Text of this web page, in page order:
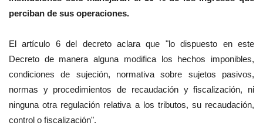
perciban de sus operaciones.
El artículo 6 del decreto aclara que "lo dispuesto en este
Decreto de manera alguna modifica los hechos imponibles,
condiciones de sujeción, normativa sobre sujetos pasivos,
normas y procedimientos de recaudación y fiscalización, ni
ninguna otra regulación relativa a los tributos, su recaudación,
control o fiscalización".